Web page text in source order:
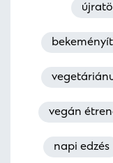
vegán
napi edzés